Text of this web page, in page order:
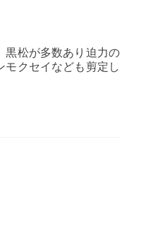
黒松が多数あり迫力の
モクセイなども剪定し